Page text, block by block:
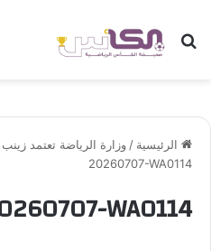
بحث عن
الرئيسية / وزارة الرياضة تعتمد
20260707-WA0114
WA0114